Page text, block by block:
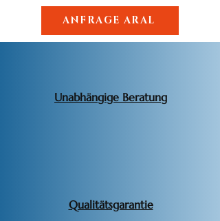
ANFRAGE ARAL
Unabhängige Beratung
Qualitätsgarantie